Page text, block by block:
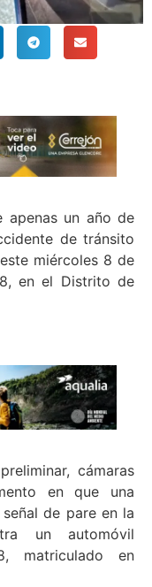
apenas un año de
de tránsito
miércoles 8 de
en el Distrito de
cámaras
en que una
de pare en la
un automóvil
matriculado en